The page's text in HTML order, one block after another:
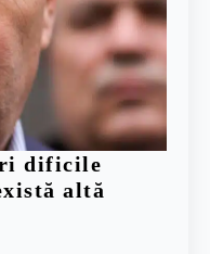
dificile
altă